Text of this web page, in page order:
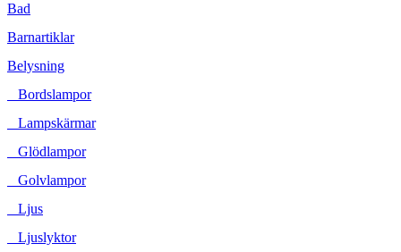
Bad
Barnartiklar
Belysning
Bordslampor
Lampskärmar
Glödlampor
Golvlampor
Ljus
Ljuslyktor